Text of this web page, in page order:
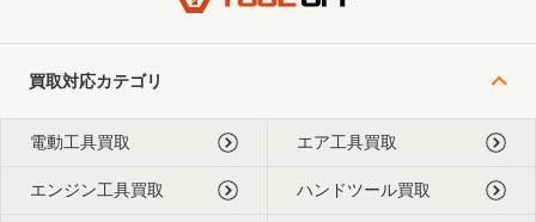
買取対応カテゴリ
電動工具買取 エア工具買取
エンジン工具買取 ハンドツール買取